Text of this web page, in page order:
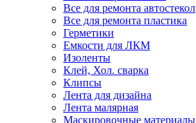
Все для ремонта автостекол
Все для ремонта пластика
Герметики
Емкости для ЛКМ
Изоленты
Клей, Хол. сварка
Клипсы
Лента для дизайна
Лента малярная
Маскировочные материалы